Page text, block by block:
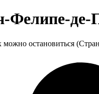
Фелипе-де-
можно остановиться